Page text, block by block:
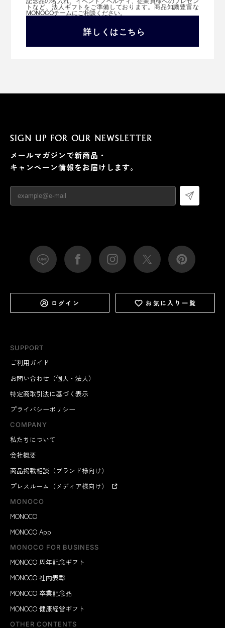
トなど、法人ギフトをご準備しております。商品知識豊富な
MONOCOチームにご相談ください。
詳しくはこちら
SUPPORT
ご利用ガイド
お問い合わせ（個人・法人）
特定商取引法に基づく表示
プライバシーポリシー
COMPANY
私たちについて
会社概要
商品掲載相談（ブランド様向け）
プレスルーム（メディア様向け）
MONOCO
MONOCO
MONOCO App
MONOCO FOR BUSINESS
MONOCO 周年記念ギフト
MONOCO 社内表彰
MONOCO 卒業記念品
MONOCO 健康経営ギフト
OTHER CONTENTS
SIGN UP FOR OUR NEWSLETTER
メールマガジンで新商品・
キャンペーン情報をお届けします。
ログイン お気に入り一覧